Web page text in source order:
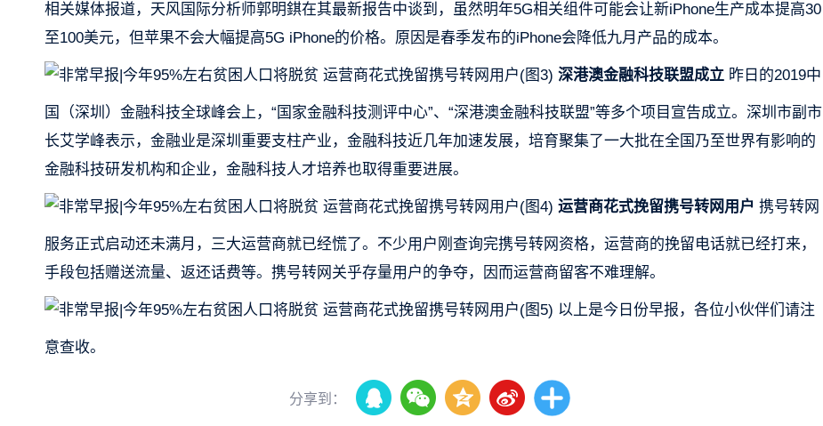
相关媒体报道，天风国际分析师郭明錤在其最新报告中谈到，虽然明年5G相关组件可能会让新iPhone生产成本提高30
至100美元，但苹果不会大幅提高5G iPhone的价格。原因是春季发布的iPhone会降低九月产品的成本。
深港澳金融科技联盟成立 昨日的2019中
国（深圳）金融科技全球峰会上，“国家金融科技测评中心”、“深港澳金融科技联盟”等多个项目宣告成立。深圳市副市
长艾学峰表示，金融业是深圳重要支柱产业，金融科技近几年加速发展，培育聚集了一大批在全国乃至世界有影响的
金融科技研发机构和企业，金融科技人才培养也取得重要进展。
运营商花式挽留携号转网用户 携号转网
服务正式启动还未满月，三大运营商就已经慌了。不少用户刚查询完携号转网资格，运营商的挽留电话就已经打来，
手段包括赠送流量、返还话费等。携号转网关乎存量用户的争夺，因而运营商留客不难理解。
以上是今日份早报，各位小伙伴们请注
意查收。
分享到：